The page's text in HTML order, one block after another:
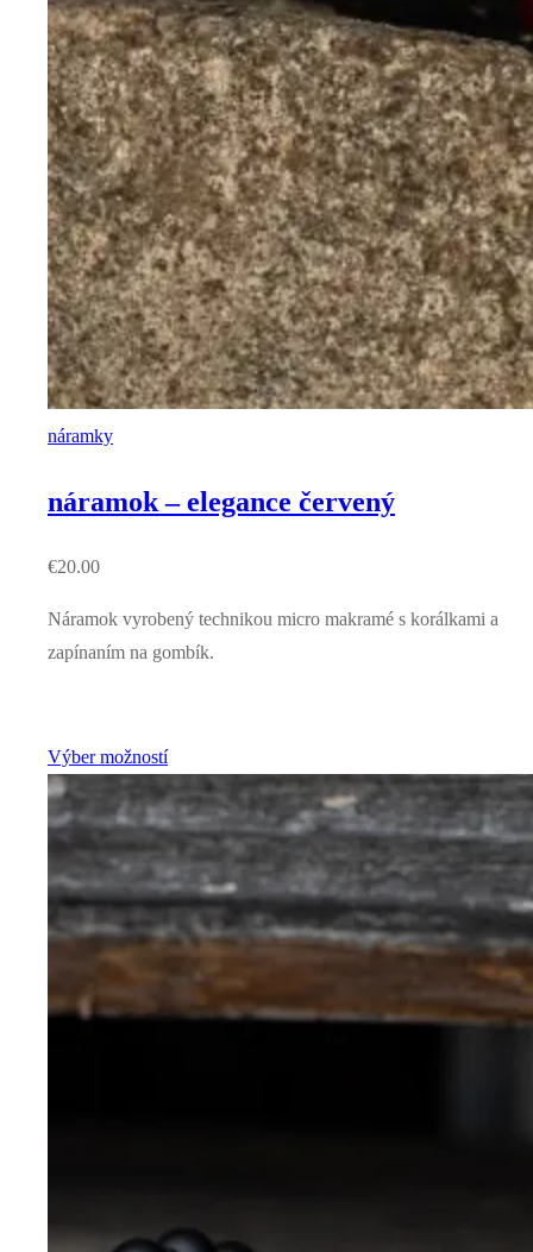
náramky
náramok – elegance červený
€20.00
Náramok vyrobený technikou micro makramé s korálkami a
zapínaním na gombík.
Výber možností